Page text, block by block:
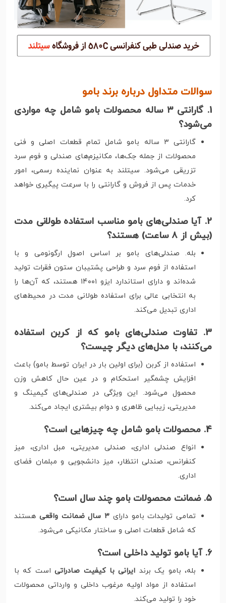
سوالات متداول درباره برند بامو
1. گارانتی ۳ ساله محصولات بامو شامل چه مواردی
می‌شود؟
گارانتی ۳ ساله بامو شامل تمام قطعات اصلی و فنی
محصولات از جمله جک‌ها، مکانیزم‌های صندلی و فوم سرد
تزریقی می‌شود. سیتلند به عنوان نماینده رسمی، امور
خدمات پس از فروش و گارانتی را با سرعت پیگیری خواهد
کرد.
2. آیا صندلی‌های بامو مناسب استفاده طولانی مدت
(بیش از ۸ ساعت) هستند؟
بله. صندلی‌های بامو بر اساس اصول ارگونومی و با
استفاده از فوم سرد و طراحی پشتیبان ستون فقرات تولید
شده‌اند و دارای استاندارد ایزو ۱۴۰۰۱ هستند، که آن‌ها را
به انتخابی عالی برای استفاده طولانی مدت در محیط‌های
اداری تبدیل می‌کند.
3. تفاوت صندلی‌های بامو که از کربن استفاده
می‌کنند، با مدل‌های دیگر چیست؟
استفاده از کربن (برای اولین بار در ایران توسط بامو) باعث
افزایش چشمگیر استحکام و در عین حال کاهش وزن
محصول می‌شود. این ویژگی در صندلی‌های گیمینگ و
مدیریتی، زیبایی ظاهری و دوام بیشتری ایجاد می‌کند.
4. محصولات بامو شامل چه چیزهایی است؟
انواع صندلی اداری، صندلی مدیریتی، مبل اداری، میز
کنفرانس، صندلی انتظار، میز دانشجویی و مبلمان فضای
اداری.
5. ضمانت محصولات بامو چند سال است؟
تمامی تولیدات بامو دارای ۳ سال ضمانت واقعی
هستند
که شامل قطعات اصلی و ساختار مکانیکی می‌شود.
6. آیا بامو تولید داخلی است؟
بله، بامو یک برند ایرانی با کیفیت صادراتیاست که با
استفاده از مواد اولیه مرغوب داخلی و وارداتی محصولات
خود را تولید می‌کند.